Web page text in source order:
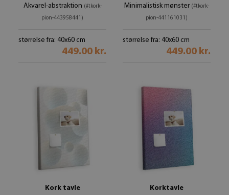
Akvarel-abstraktion (#tkork-
pion-443958441)
størrelse fra: 40x60 cm
449.00 kr.
Minimalistisk mønster (#tkork-
pion-441161031)
størrelse fra: 40x60 cm
449.00 kr.
Kork tavle
Korktavle